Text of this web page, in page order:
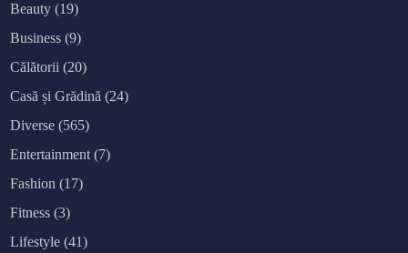
Beauty (19)
Business (9)
Călătorii (20)
Casă și Grădină (24)
Diverse (565)
Entertainment (7)
Fashion (17)
Fitness (3)
Lifestyle (41)